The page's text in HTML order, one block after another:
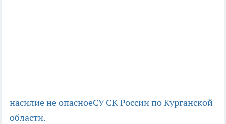
насилие не опасноеСУ СК России по Курганской
области.